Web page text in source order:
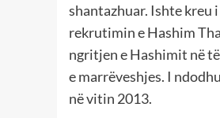
shantazhuar. Ishte kreu
rekrutimin e Hashim
ngritjen e Hashimit në
e marrëveshjes. I
në vitin 2013.